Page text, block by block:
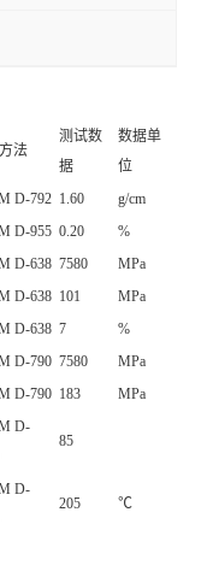
法
测试数
据
数据单
位
D-792 1.60
g/cm
D-955 0.20 %
D-638 7580
MPa
D-638 101
MPa
D-638 7
%
D-790 7580
MPa
D-790 183 MPa
D-
85
D-
205 ℃